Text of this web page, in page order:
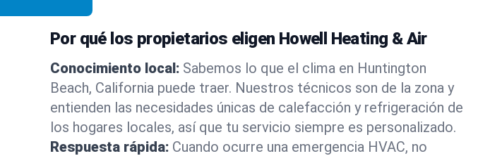
Por qué los propietarios eligen Howell Heating & Air
Conocimiento local: Sabemos lo que el clima en Huntington
Beach, California puede traer. Nuestros técnicos son de la zona y
entienden las necesidades únicas de calefacción y refrigeración de
los hogares locales, así que tu servicio siempre es personalizado.
Respuesta rápida: Cuando ocurre una emergencia HVAC, no